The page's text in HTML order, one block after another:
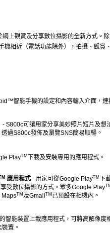
上觀賞及分享數位攝影的全新方式。
機相近（電話功能除外），拍攝、觀賞
智能手機的設定和內容輸入介面，連
- S800c可讓用家分享美妙照片短片及想
過S800c發佈及瀏覽SNS簡易順暢。
PlayTM 下載及安裝專用的應用程式。
應用程式 - 用家可從Google PlayTM 下
受數位攝影的方式。眾多Google Play
MapsTM 及Gmail TM 已預設在相機內。
智能裝置上載應用程式，可將高解像度
置。